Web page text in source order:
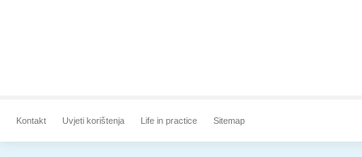
Kontakt Uvjeti korištenja Life in practice Sitemap